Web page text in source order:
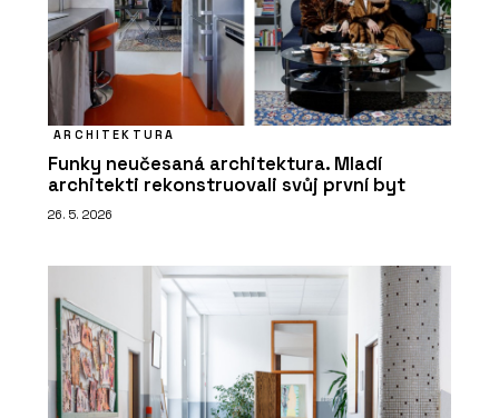
ARCHITEKTURA
Funky neučesaná architektura. Mladí
architekti rekonstruovali svůj první byt
26. 5. 2026